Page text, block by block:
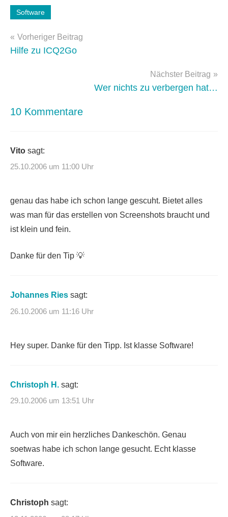
Schlagwörter:
tools
Software
Beitragsnavigation
Vorheriger Beitrag
Hilfe zu ICQ2Go
Nächster Beitrag
Wer nichts zu verbergen hat…
10 Kommentare
Vito sagt:
25.10.2006 um 11:00 Uhr
genau das habe ich schon lange gescuht. Bietet alles
was man für das erstellen von Screenshots braucht und
ist klein und fein.
Danke für den Tip 💡
Johannes Ries sagt:
26.10.2006 um 11:16 Uhr
Hey super. Danke für den Tipp. Ist klasse Software!
Christoph H. sagt:
29.10.2006 um 13:51 Uhr
Auch von mir ein herzliches Dankeschön. Genau
soetwas habe ich schon lange gesucht. Echt klasse
Software.
Christoph sagt: